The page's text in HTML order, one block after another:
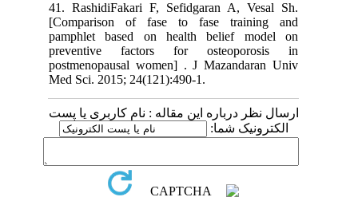
41. RashidiFakari F, Sefidgaran A, Vesal Sh.
[Comparison of fase to fase training and
pamphlet based on health belief model on
preventive factors for osteoporosis in
postmenopausal women] . J Mazandaran Univ
Med Sci. 2015; 24(121):490-1.
ارسال نظر درباره این مقاله : نام کاربری یا پست
الکترونیک شما: